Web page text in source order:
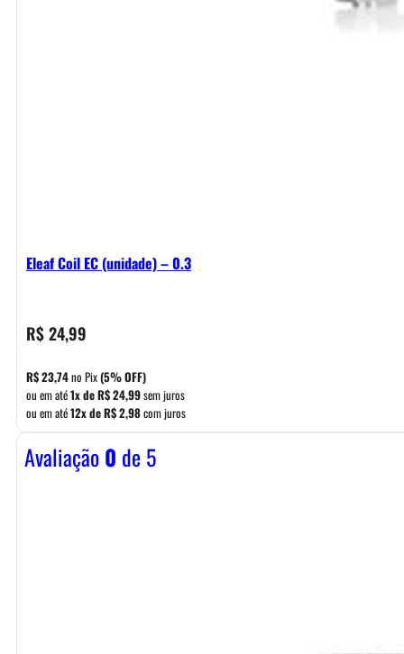
Eleaf Coil EC (unidade) – 0.3
R$24,99
R$23,74no Pix(5% OFF)
ou em até1x deR$24,99sem juros
ou em até12x deR$2,98com juros
Avaliação0 de 5